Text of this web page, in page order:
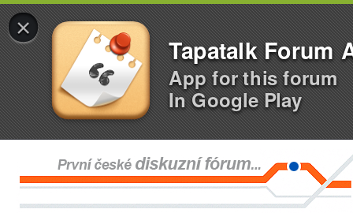
×
Tapatalk Forum
App for this forum
In Google Play